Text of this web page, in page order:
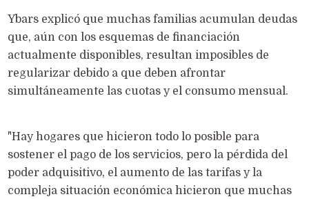
Ybars explicó que muchas familias acumulan deudas
que, aún con los esquemas de financiación
actualmente disponibles, resultan imposibles de
regularizar debido a que deben afrontar
simultáneamente las cuotas y el consumo mensual.
"Hay hogares que hicieron todo lo posible para
sostener el pago de los servicios, pero la pérdida del
poder adquisitivo, el aumento de las tarifas y la
compleja situación económica hicieron que muchas